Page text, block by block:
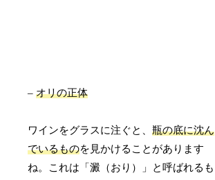
–オリの正体
ワインをグラスに注ぐと、瓶の底に沈ん
でいるものを見かけることがあります
ね。これは「澱（おり）」と呼ばれるも